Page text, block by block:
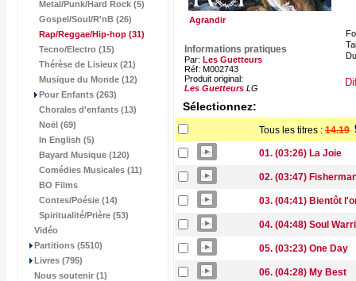
Metal/Punk/Hard Rock (5)
Gospel/Soul/R'nB (26)
Rap/Reggae/Hip-hop (31)
Tecno/Electro (15)
Thérèse de Lisieux (21)
Musique du Monde (12)
Pour Enfants (263)
Chorales d'enfants (13)
Noël (69)
In English (5)
Bayard Musique (120)
Comédies Musicales (11)
BO Films
Contes/Poésie (14)
Spiritualité/Prière (53)
Vidéo
Partitions (5510)
Livres (795)
Nous soutenir (1)
Agrandir
Informations pratiques
Par: Les Guetteurs
Réf: M002743
Produit original:
Les Guetteurs LG
Sélectionnez:
Tous les titres : 14.19
01. (03:26) La Joie
02. (03:47)
03. (04:41) Bientôt
04. (04:48) Soul
05. (03:23) One Day
06. (04:28) My Best